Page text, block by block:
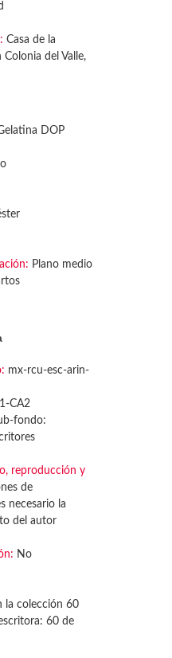
Casa de la
del Valle,
DOP
Plano medio
mx-rcu-esc-arin-
CA2
fondo:
reproducción y
de
necesario la
del autor
No
la colección 60
60 de